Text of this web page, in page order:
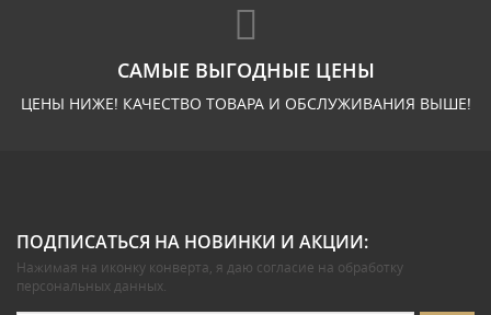
САМЫЕ ВЫГОДНЫЕ ЦЕНЫ
ЦЕНЫ НИЖЕ! КАЧЕСТВО ТОВАРА И ОБСЛУЖИВАНИЯ ВЫШЕ!
ПОДПИСАТЬСЯ НА НОВИНКИ И АКЦИИ:
Нажимая на иконку конверта, я даю согласие на обработку
персональных данных.